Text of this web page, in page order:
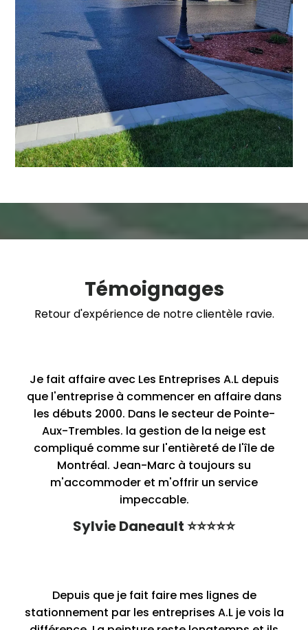
Témoignages
Retour d'expérience de notre clientèle ravie.
Je fait affaire avec Les Entreprises A.L depuis
que l'entreprise à commencer en affaire dans
les débuts 2000. Dans le secteur de Pointe-
Aux-Trembles. la gestion de la neige est
compliqué comme sur l'entièreté de l'île de
Montréal. Jean-Marc à toujours su
m'accommoder et m'offrir un service
impeccable.
Sylvie Daneault ⭐⭐⭐⭐⭐
Depuis que je fait faire mes lignes de
stationnement par les entreprises A.L je vois la